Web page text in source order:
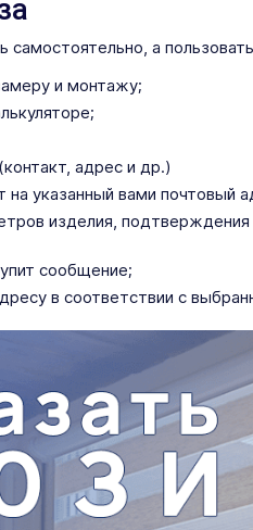
а
и монтажу;
адрес и др.)
на указанный вами почтовый
изделия, подтверждения
сообщение;
в соответствии с